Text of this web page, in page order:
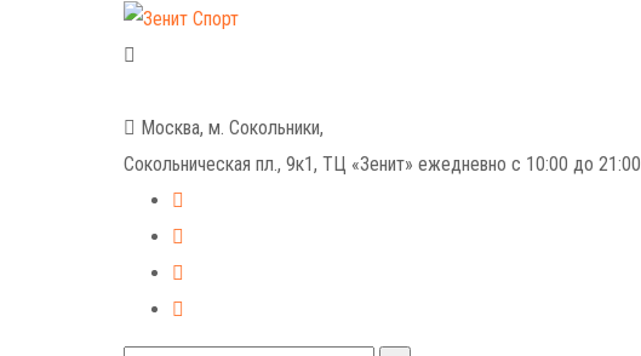
Москва, м. Сокольники,
Сокольническая пл., 9к1, ТЦ «Зенит» ежедневно с 10:00 до 21:00